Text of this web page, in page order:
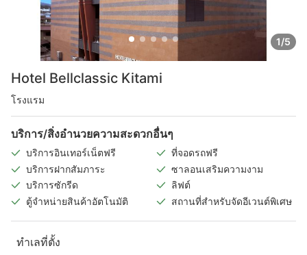
1/5
Hotel Bellclassic Kitami
โรงแรม
บริการ/สิ่งอำนวยความสะดวกอื่นๆ
บริการอินเทอร์เน็ตฟรี
ที่จอดรถฟรี
บริการฝากสัมภาระ
ซาลอนเสริมความงาม
บริการซักรีด
ลิฟต์
ตู้จำหน่ายสินค้าอัตโนมัติ
สถานที่สำหรับจัดอีเวนต์พิเศษ
ทำเลที่ตั้ง